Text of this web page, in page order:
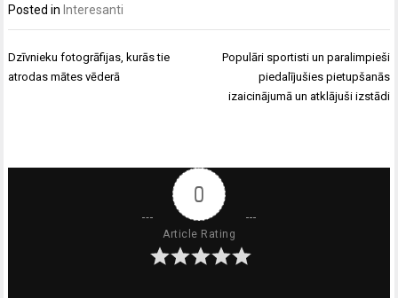
Posted in Interesanti
Ziņu
izvēlne
Dzīvnieku fotogrāfijas, kurās tie
atrodas mātes vēderā
Populāri sportisti un paralimpieši
piedalījušies pietupšanās
izaicinājumā un atklājuši izstādi
0
Article Rating